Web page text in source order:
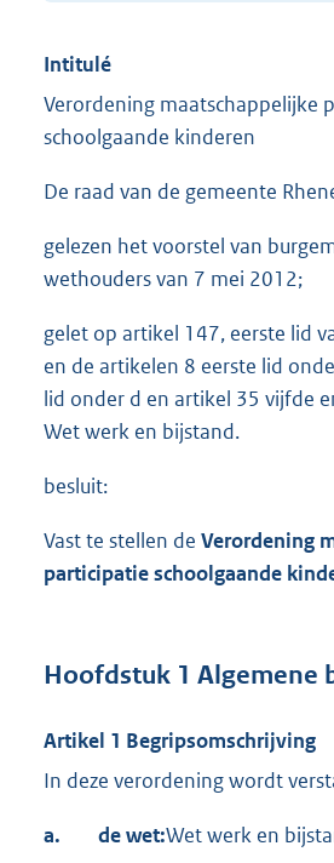
Intitulé
Verordening maatschappelijke
schoolgaande kinderen
De raad van de gemeente
gelezen het voorstel van
wethouders van 7 mei 2012;
gelet op artikel 147, eerste lid
en de artikelen 8 eerste lid
lid onder d en artikel 35 vijfde
Wet werk en bijstand.
besluit:
Vast te stellen de Verordening
participatie schoolgaande
Hoofdstuk 1 Algemene
Artikel 1 Begripsomschrijving
In deze verordening wordt
a. de wet:Wet werk en